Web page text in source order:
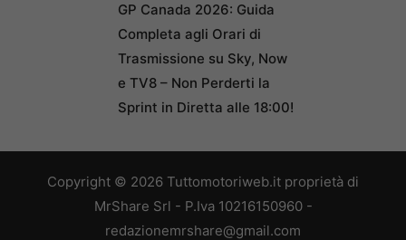
GP Canada 2026: Guida
Completa agli Orari di
Trasmissione su Sky, Now
e TV8 – Non Perderti la
Sprint in Diretta alle 18:00!
Copyright © 2026 Tuttomotoriweb.it proprietà di
MrShare Srl - P.Iva 10216150960 -
redazionemrshare@gmail.com